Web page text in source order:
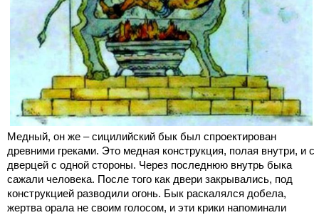
Медный, он же – сицилийский бык был спроектирован
древними греками. Это медная конструкция, полая внутри, и с
дверцей с одной стороны. Через последнюю внутрь быка
сажали человека. После того как двери закрывались, под
конструкцией разводили огонь. Бык раскалялся добела,
жертва орала не своим голосом, и эти крики напоминали